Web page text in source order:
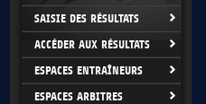
SAISIE DES RÉSULTATS
ACCÉDER AUX RÉSULTATS
ESPACES ENTRAÎNEURS
ESPACES ARBITRES